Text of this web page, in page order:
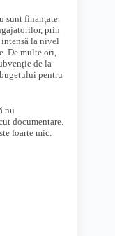
sunt finanțate.
prin
la nivel
De multe ori,
de la
pentru
nu
documentare.
foarte mic.